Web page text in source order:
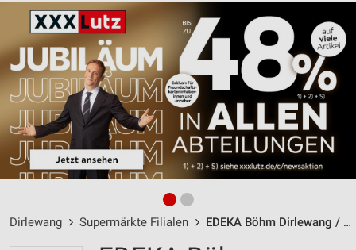
Dirlewang Supermärkte Filialen EDEKA Böhm Dirlewang / Am Galgenberg 1 - Öffnungszeiten & Adresse